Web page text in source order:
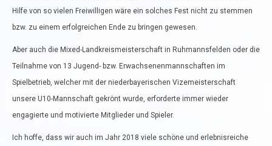
Hilfe von so vielen Freiwilligen wäre ein solches Fest nicht zu stemmen
bzw. zu einem erfolgreichen Ende zu bringen gewesen.
Aber auch die Mixed-Landkreismeisterschaft in Ruhmannsfelden oder die
Teilnahme von 13 Jugend- bzw. Erwachsenenmannschaften im
Spielbetrieb, welcher mit der niederbayerischen Vizemeisterschaft
unsere U10-Mannschaft gekrönt wurde, erforderte immer wieder
engagierte und motivierte Mitglieder und Spieler.
Ich hoffe, dass wir auch im Jahr 2018 viele schöne und erlebnisreiche